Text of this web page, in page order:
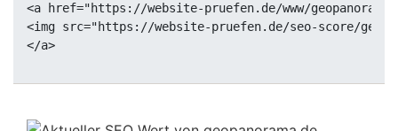
<a href="https://website-pruefen.de/www/
<img src="https://website-pruefen.de/seo-score/